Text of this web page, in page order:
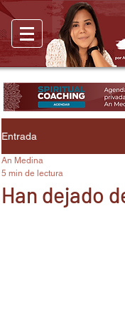
Entrada
Han dejado
An Medina
5 min de lectura